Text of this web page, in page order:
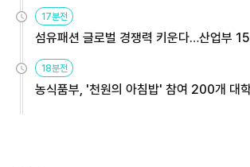
17분전
섬유패션 글로벌 경쟁력 키운다…산업부
18분전
농식품부, '천원의 아침밥' 참여 200개 대